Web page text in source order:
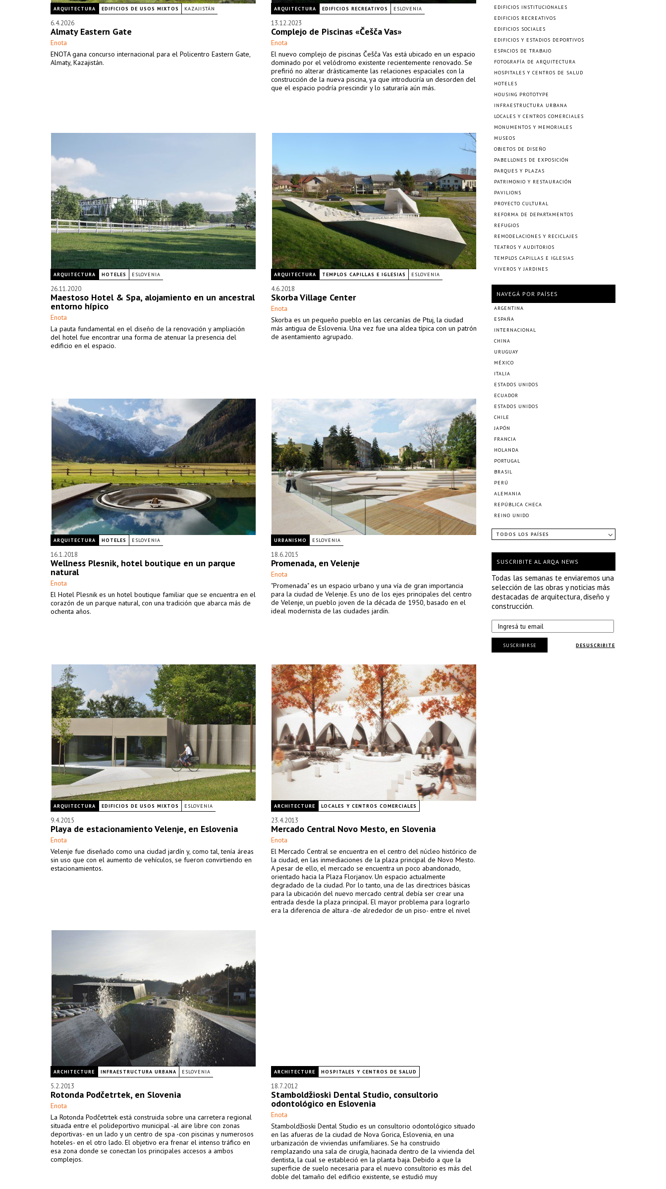
ARQUITECTURA EDIFICIOS DE USOS MIXTOS KAZAJISTÁN
6.4.2026
Almaty Eastern Gate
Enota
ENOTA gana concurso internacional para el Policentro Eastern Gate,
Almaty, Kazajistán.
ARQUITECTURA EDIFICIOS RECREATIVOS ESLOVENIA
13.12.2023
Complejo de Piscinas «Češča Vas»
Enota
El nuevo complejo de piscinas Češča Vas está ubicado en un espacio
dominado por el velódromo existente recientemente renovado. Se
prefirió no alterar drásticamente las relaciones espaciales con la
construcción de la nueva piscina, ya que introduciría un desorden del
que el espacio podría prescindir y lo saturaría aún más.
ARQUITECTURA HOTELES ESLOVENIA
26.11.2020
Maestoso Hotel & Spa, alojamiento en un ancestral
entorno hípico
Enota
La pauta fundamental en el diseño de la renovación y ampliación
del hotel fue encontrar una forma de atenuar la presencia del
edificio en el espacio.
ARQUITECTURA TEMPLOS CAPILLAS E IGLESIAS ESLOVENIA
4.6.2018
Skorba Village Center
Enota
Skorba es un pequeño pueblo en las cercanías de Ptuj, la ciudad
más antigua de Eslovenia. Una vez fue una aldea típica con un patrón
de asentamiento agrupado.
ARQUITECTURA HOTELES ESLOVENIA
16.1.2018
Wellness Plesnik, hotel boutique en un parque
natural
Enota
El Hotel Plesnik es un hotel boutique familiar que se encuentra en el
corazón de un parque natural, con una tradición que abarca más de
ochenta años.
URBANISMO ESLOVENIA
18.6.2015
Promenada, en Velenje
Enota
"Promenada" es un espacio urbano y una vía de gran importancia
para la ciudad de Velenje. Es uno de los ejes principales del centro
de Velenje, un pueblo joven de la década de 1950, basado en el
ideal modernista de las ciudades jardín.
ARQUITECTURA EDIFICIOS DE USOS MIXTOS ESLOVENIA
9.4.2015
Playa de estacionamiento Velenje, en Eslovenia
Enota
Velenje fue diseñado como una ciudad jardín y, como tal, tenía áreas
sin uso que con el aumento de vehículos, se fueron convirtiendo en
estacionamientos.
ARCHITECTURE LOCALES Y CENTROS COMERCIALES
23.4.2013
Mercado Central Novo Mesto, en Slovenia
Enota
El Mercado Central se encuentra en el centro del núcleo histórico de
la ciudad, en las inmediaciones de la plaza principal de Novo Mesto.
A pesar de ello, el mercado se encuentra un poco abandonado,
orientado hacia la Plaza Florjanov. Un espacio actualmente
degradado de la ciudad. Por lo tanto, una de las directrices básicas
para la ubicación del nuevo mercado central debía ser crear una
entrada desde la plaza principal. El mayor problema para lograrlo
era la diferencia de altura -de alrededor de un piso- entre el nivel
ARCHITECTURE INFRAESTRUCTURA URBANA ESLOVENIA
5.2.2013
Rotonda Podčetrtek, en Slovenia
Enota
La Rotonda Podčetrtek está construida sobre una carretera regional
situada entre el polideportivo municipal -al aire libre con zonas
deportivas- en un lado y un centro de spa -con piscinas y numerosos
hoteles- en el otro lado. El objetivo era frenar el intenso tráfico en
esa zona donde se conectan los principales accesos a ambos
complejos.
ARCHITECTURE HOSPITALES Y CENTROS DE SALUD
18.7.2012
Stamboldžioski Dental Studio, consultorio
odontológico en Eslovenia
Enota
Stamboldžioski Dental Studio es un consultorio odontológico situado
en las afueras de la ciudad de Nova Gorica, Eslovenia, en una
urbanización de viviendas unifamiliares. Se ha construido
remplazando una sala de cirugía, hacinada dentro de la vivienda del
dentista, la cual se estableció en la planta baja. Debido a que la
superficie de suelo necesaria para el nuevo consultorio es más del
doble del tamaño del edificio existente, se estudió muy
EDIFICIOS INSTITUCIONALES
EDIFICIOS RECREATIVOS
EDIFICIOS SOCIALES
EDIFICIOS Y ESTADIOS DEPORTIVOS
ESPACIOS DE TRABAJO
FOTOGRAFÍA DE ARQUITECTURA
HOSPITALES Y CENTROS DE SALUD
HOTELES
HOUSING PROTOTYPE
INFRAESTRUCTURA URBANA
LOCALES Y CENTROS COMERCIALES
MONUMENTOS Y MEMORIALES
MUSEOS
OBJETOS DE DISEÑO
PABELLONES DE EXPOSICIÓN
PARQUES Y PLAZAS
PATRIMONIO Y RESTAURACIÓN
PAVILIONS
PROYECTO CULTURAL
REFORMA DE DEPARTAMENTOS
REFUGIOS
REMODELACIONES Y RECICLAJES
TEATROS Y AUDITORIOS
TEMPLOS CAPILLAS E IGLESIAS
VIVEROS Y JARDINES
NAVEGÁ POR PAÍSES
ARGENTINA
ESPAÑA
INTERNACIONAL
CHINA
URUGUAY
MÉXICO
ITALIA
ESTADOS UNIDOS
ECUADOR
ESTADOS UNIDOS
CHILE
JAPÓN
FRANCIA
HOLANDA
PORTUGAL
BRASIL
PERÚ
ALEMANIA
REPÚBLICA CHECA
REINO UNIDO
TODOS LOS PAÍSES
SUSCRIBITE AL ARQA NEWS
Todas las semanas te enviaremos una
selección de las obras y noticias más
destacadas de arquitectura, diseño y
construcción.
DESUSCRIBITE
SUSCRIBIRSE